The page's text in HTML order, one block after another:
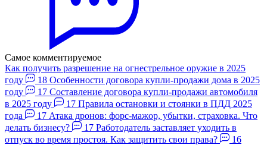
Самое комментируемое
Как получить разрешение на огнестрельное оружие в 2025
году
18 Особенности договора купли-продажи дома в 2025
году
17 Составление договора купли-продажи автомобиля
в 2025 году
17 Правила остановки и стоянки в ПДД 2025
года
17 Атака дронов: форс-мажор, убытки, страховка. Что
делать бизнесу?
17 Работодатель заставляет уходить в
отпуск во время простоя. Как защитить свои права?
16